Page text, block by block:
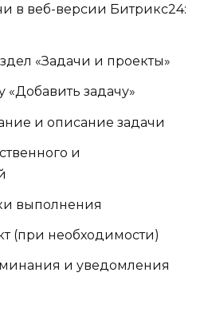
в веб-версии Битрикс24:
«Задачи и проекты»
задачу»
и описание задачи
и
выполнения
(при необходимости)
и уведомления